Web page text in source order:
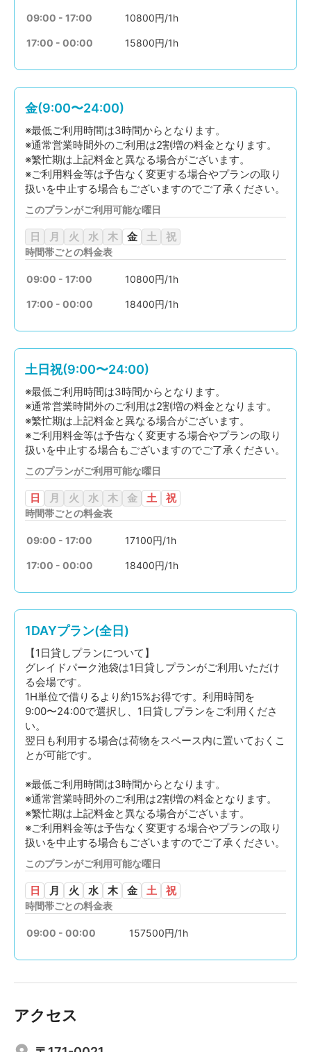
09:00 - 17:00 10800円/1h
17:00 - 00:00 15800円/1h
金(9:00〜24:00)
※最低ご利用時間は3時間からとなります。
※通常営業時間外のご利用は2割増の料金となります。
※繁忙期は上記料金と異なる場合がございます。
※ご利用料金等は予告なく変更する場合やプランの取り
扱いを中止する場合もございますのでご了承ください。
このプランがご利用可能な曜日
日 月 火 水 木 金 土 祝
時間帯ごとの料金表
09:00 - 17:00 10800円/1h
17:00 - 00:00 18400円/1h
土日祝(9:00〜24:00)
※最低ご利用時間は3時間からとなります。
※通常営業時間外のご利用は2割増の料金となります。
※繁忙期は上記料金と異なる場合がございます。
※ご利用料金等は予告なく変更する場合やプランの取り
扱いを中止する場合もございますのでご了承ください。
このプランがご利用可能な曜日
日 月 火 水 木 金 土 祝
時間帯ごとの料金表
09:00 - 17:00 17100円/1h
17:00 - 00:00 18400円/1h
1DAYプラン(全日)
【1日貸しプランについて】
グレイドパーク池袋は1日貸しプランがご利用いただけ
る会場です。
1H単位で借りるより約15%お得です。利用時間を
9:00〜24:00で選択し、1日貸しプランをご利用くださ
い。
翌日も利用する場合は荷物をスペース内に置いておくこ
とが可能です。
※最低ご利用時間は3時間からとなります。
※通常営業時間外のご利用は2割増の料金となります。
※繁忙期は上記料金と異なる場合がございます。
※ご利用料金等は予告なく変更する場合やプランの取り
扱いを中止する場合もございますのでご了承ください。
このプランがご利用可能な曜日
日 月 火 水 木 金 土 祝
時間帯ごとの料金表
09:00 - 00:00 157500円/1h
アクセス